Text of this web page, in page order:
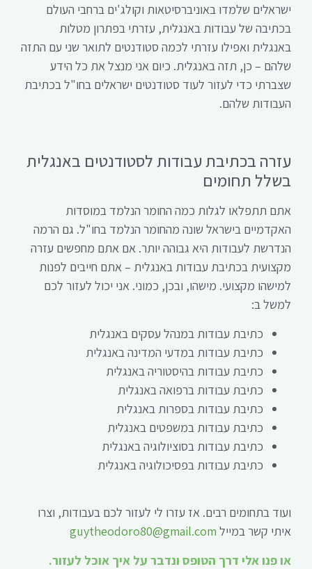
ישראלים שלמדו באוניברסיטאות וקולג'ים ברחבי העולם
בכתיבה של עבודות באנגלית, עזרתי בפתרון מטלות
באנגלית ואפילו עזרתי לכמה סטודנטים לתואר שני עם התזה
שלהם – כן, תזה באנגלית. כיום אני מנצל את כל הידע
שצברתי כדי לעזור לעוד סטודנטים ישראלים בחו"ל בכתיבת
העבודות שלהם.
עזרה בכתיבת עבודות לסטודנטים באנגלית
בשלל תחומים
אתם תתפלאו לגלות כמה החומר הנלמד במוסדות
האקדמיים בישראל שונה מהחומר הנלמד בחו"ל. גם הרמה
הנדרשת לעבודות היא גבוהה יותר. אם אתם מחפשים עזרה
מקצועית בכתיבת עבודות באנגלית – אתם חייבים לפנות
למישהו מקצועי. מישהו, ובכן, כמוני. אני יכול לעזור לכם
למשל ב:
כתיבת עבודות במנהל עסקים באנגלית
כתיבת עבודות במדעי המדינה באנגלית
כתיבת עבודות בהיסטוריה באנגלית
כתיבת עבודות ברפואה באנגלית
כתיבת עבודות בספרות באנגלית
כתיבת עבודות במשפטים באנגלית
כתיבת עבודות בסוציולוגיה באנגלית
כתיבת עבודות בפסיכולוגיה באנגלית
ועוד בתחומים רבים. אז עזרו לי לעזור לכם בעבודות, וצרו
איתי קשר במייל guytheodoro80@gmail.com
או פנו אלי דרך הטופס ונדבר על איך אוכל לעזור.